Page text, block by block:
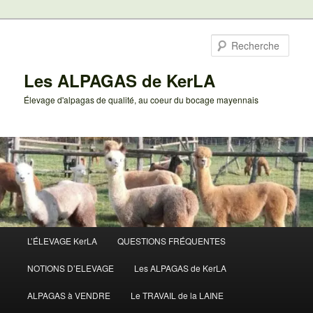
Les ALPAGAS de KerLA
Élevage d'alpagas de qualité, au coeur du bocage mayennais
principal
L’ÉLEVAGE KerLA QUESTIONS FRÉQUENTES
NOTIONS D’ELEVAGE Les ALPAGAS de KerLA
ALPAGAS à VENDRE Le TRAVAIL de la LAINE